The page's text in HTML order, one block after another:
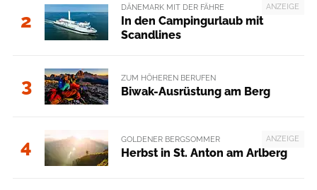
2
ANZEIGE
DÄNEMARK MIT DER FÄHRE
In den Campingurlaub mit
Scandlines
3 ZUM HÖHEREN BERUFEN
Biwak-Ausrüstung am Berg
4 ANZEIGE
GOLDENER BERGSOMMER
Herbst in St. Anton am Arlberg